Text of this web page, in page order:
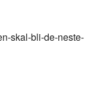
skal-bli-de-neste-